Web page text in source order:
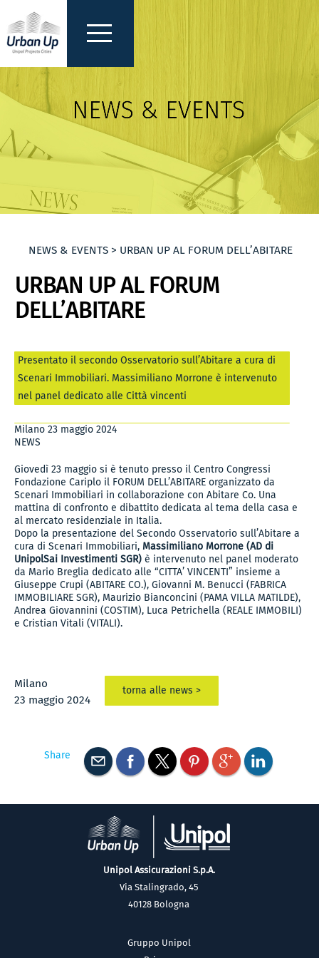
NEWS & EVENTS > URBAN UP AL FORUM DELL’ABITARE
URBAN UP AL FORUM
DELL’ABITARE
Presentato il secondo Osservatorio sull’Abitare a cura di
Scenari Immobiliari. Massimiliano Morrone è intervenuto
nel panel dedicato alle Città vincenti
Milano 23 maggio 2024
NEWS
Giovedì 23 maggio si è tenuto presso il Centro Congressi
Fondazione Cariplo il FORUM DELL’ABITARE organizzato da
Scenari Immobiliari in collaborazione con Abitare Co. Una
mattina di confronto e dibattito dedicata al tema della casa e
al mercato residenziale in Italia.
Dopo la presentazione del Secondo Osservatorio sull’Abitare a
cura di Scenari Immobiliari, Massimiliano Morrone (AD di
UnipolSai Investimenti SGR) è intervenuto nel panel moderato
da Mario Breglia dedicato alle “CITTA’ VINCENTI” insieme a
Giuseppe Crupi (ABITARE CO.), Giovanni M. Benucci (FABRICA
IMMOBILIARE SGR), Maurizio Bianconcini (PAMA VILLA MATILDE),
Andrea Giovannini (COSTIM), Luca Petrichella (REALE IMMOBILI)
e Cristian Vitali (VITALI).
Milano
23 maggio 2024
torna alle news >
Share
Unipol Assicurazioni S.p.A.
Via Stalingrado, 45
40128 Bologna
Gruppo Unipol